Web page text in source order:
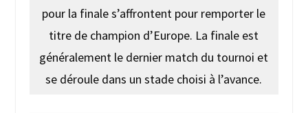
pour la finale s’affrontent pour remporter le
titre de champion d’Europe. La finale est
généralement le dernier match du tournoi et
se déroule dans un stade choisi à l’avance.